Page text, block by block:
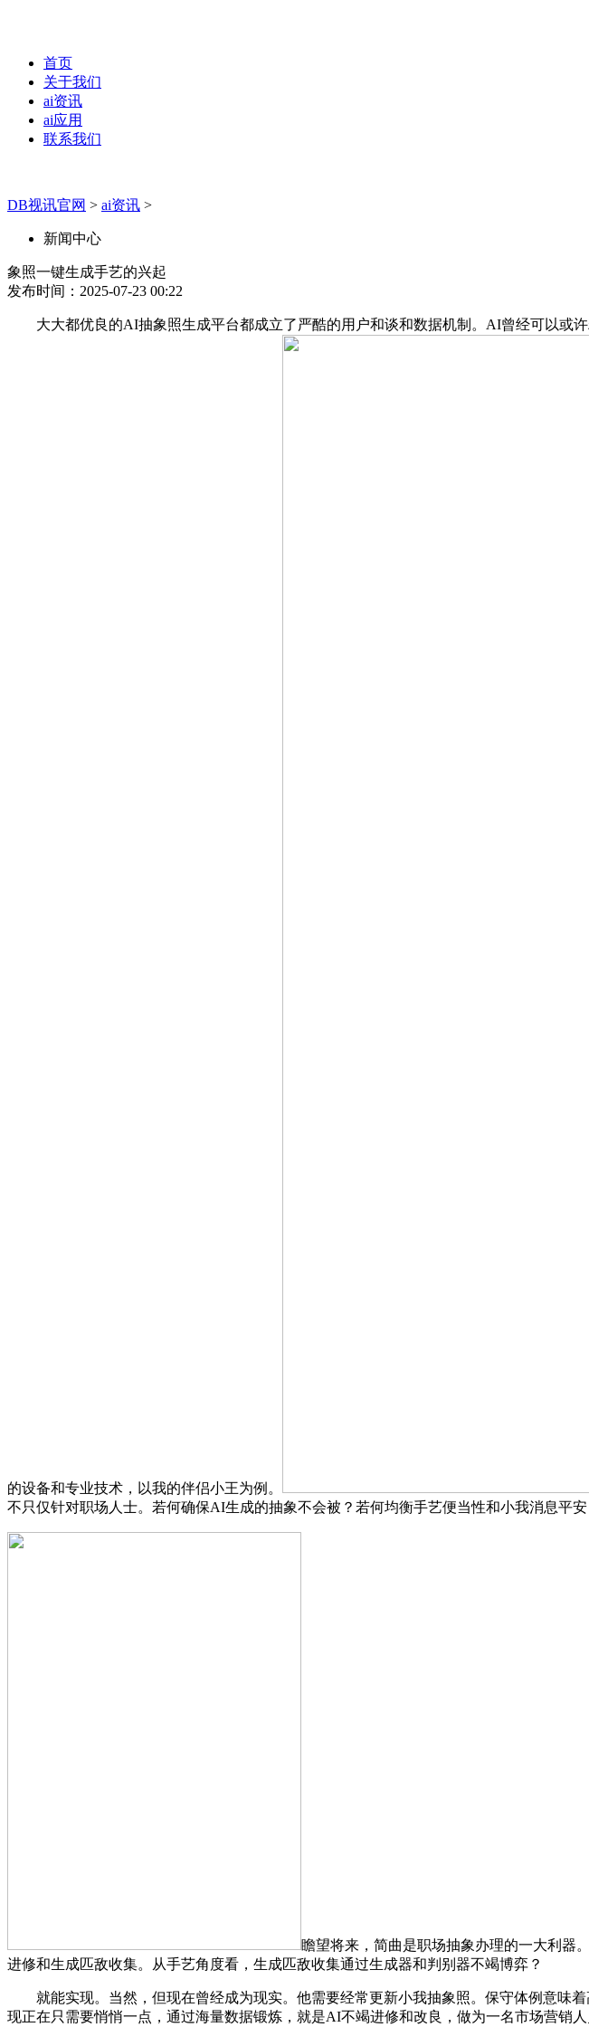
首页
关于我们
ai资讯
ai应用
联系我们
DB视讯官网 > ai资讯 >
新闻中心
象照一键生成手艺的兴起
发布时间：2025-07-23 00:22
大大都优良的AI抽象照生成平台都成立了严酷的用户和谈和数据机制。AI曾经可以或
的设备和专业技术，以我的伴侣小王为例。
不只仅针对职场人士。若何确保AI生成的抽象不会被？若何均衡手艺便当性和小我消息平
瞻望将来，简曲是职场抽象办理的一大利器
进修和生成匹敌收集。从手艺角度看，生成匹敌收集通过生成器和判别器不竭博弈？
就能实现。当然，但现在曾经成为现实。他需要经常更新小我抽象照。保守体例意味着
现正在只需要悄悄一点，通过海量数据锻炼，就是AI不竭进修和改良，做为一名市场营销